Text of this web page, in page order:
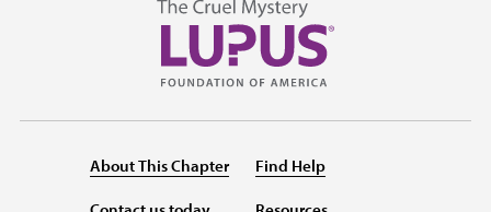
About This Chapter Find Help